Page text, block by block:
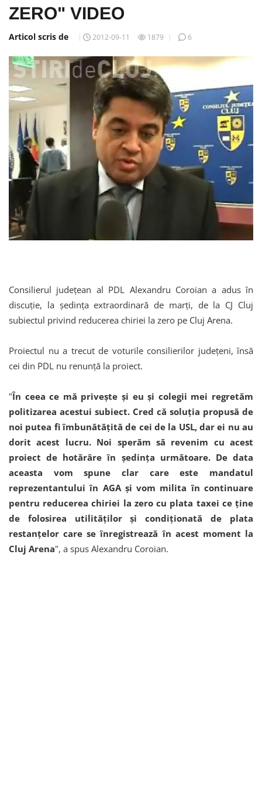
ZERO" VIDEO
Articol scris de 2012-09-11 1879 6
Consilierul judeţean al PDL Alexandru Coroian a adus în
discuţie, la şedinţa extraordinară de marţi, de la CJ Cluj
subiectul privind reducerea chiriei la zero pe Cluj Arena.
Proiectul nu a trecut de voturile consilierilor judeţeni, însă
cei din PDL nu renunţă la proiect.
"În ceea ce mă priveşte şi eu şi colegii mei regretăm
politizarea acestui subiect. Cred că soluţia propusă de
noi putea fi îmbunătăţită de cei de la USL, dar ei nu au
dorit acest lucru. Noi sperăm să revenim cu acest
proiect de hotărâre în şedinţa următoare. De data
aceasta vom spune clar care este mandatul
reprezentantului în AGA şi vom milita în continuare
pentru reducerea chiriei la zero cu plata taxei ce ţine
de folosirea utilităţilor şi condiţionată de plata
restanţelor care se înregistrează în acest moment la
Cluj Arena", a spus Alexandru Coroian.